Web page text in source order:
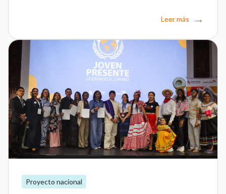
Leer más
Proyecto nacional